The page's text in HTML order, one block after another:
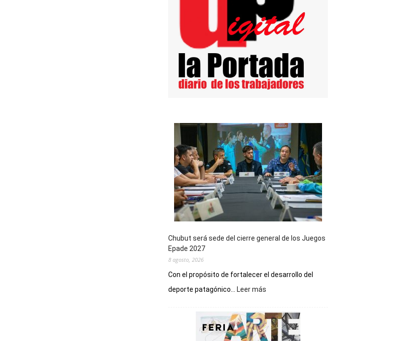
Chubut será sede del cierre general de los Juegos
Epade 2027
8 agosto, 2026
Con el propósito de fortalecer el desarrollo del
deporte patagónico...
Leer más
sede
del